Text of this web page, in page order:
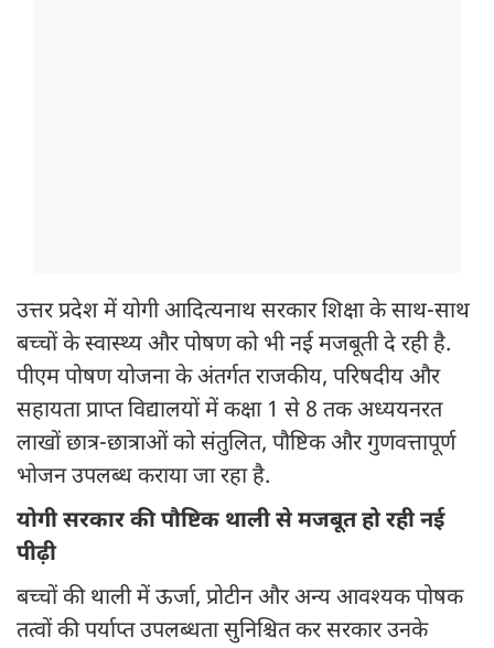
उत्तर प्रदेश में योगी आदित्यनाथ सरकार शिक्षा के साथ-साथ
बच्चों के स्वास्थ्य और पोषण को भी नई मजबूती दे रही है.
पीएम पोषण योजना के अंतर्गत राजकीय, परिषदीय और
सहायता प्राप्त विद्यालयों में कक्षा 1 से 8 तक अध्ययनरत
लाखों छात्र-छात्राओं को संतुलित, पौष्टिक और गुणवत्तापूर्ण
भोजन उपलब्ध कराया जा रहा है.
योगी सरकार की पौष्टिक थाली से मजबूत हो रही नई
पीढ़ी
बच्चों की थाली में ऊर्जा, प्रोटीन और अन्य आवश्यक पोषक
तत्वों की पर्याप्त उपलब्धता सुनिश्चित कर सरकार उनके